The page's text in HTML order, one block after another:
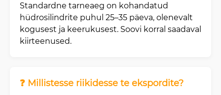
Standardne tarneaeg on kohandatud
hüdrosilindrite puhul 25–35 päeva, olenevalt
kogusest ja keerukusest. Soovi korral saadaval
kiirteenused.
❓ Millistesse riikidesse te ekspordite?